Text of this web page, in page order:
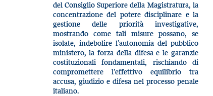
del Consiglio Superiore della Magistratura, la
concentrazione del potere disciplinare e la
gestione delle priorità investigative,
mostrando come tali misure possano, se
isolate, indebolire l’autonomia del pubblico
ministero, la forza della difesa e le garanzie
costituzionali fondamentali, rischiando di
compromettere l’effettivo equilibrio tra
accusa, giudizio e difesa nel processo penale
italiano.